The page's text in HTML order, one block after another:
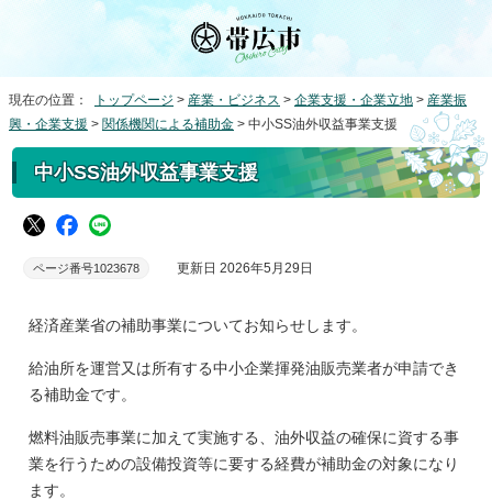
現在の位置： トップページ > 産業・ビジネス > 企業支援・企業立地 > 産業振
興・企業支援 > 関係機関による補助金 > 中小SS油外収益事業支援
中小SS油外収益事業支援
ページ番号1023678 更新日 2026年5月29日
経済産業省の補助事業についてお知らせします。
給油所を運営又は所有する中小企業揮発油販売業者が申請でき
る補助金です。
燃料油販売事業に加えて実施する、油外収益の確保に資する事
業を行うための設備投資等に要する経費が補助金の対象になり
ます。